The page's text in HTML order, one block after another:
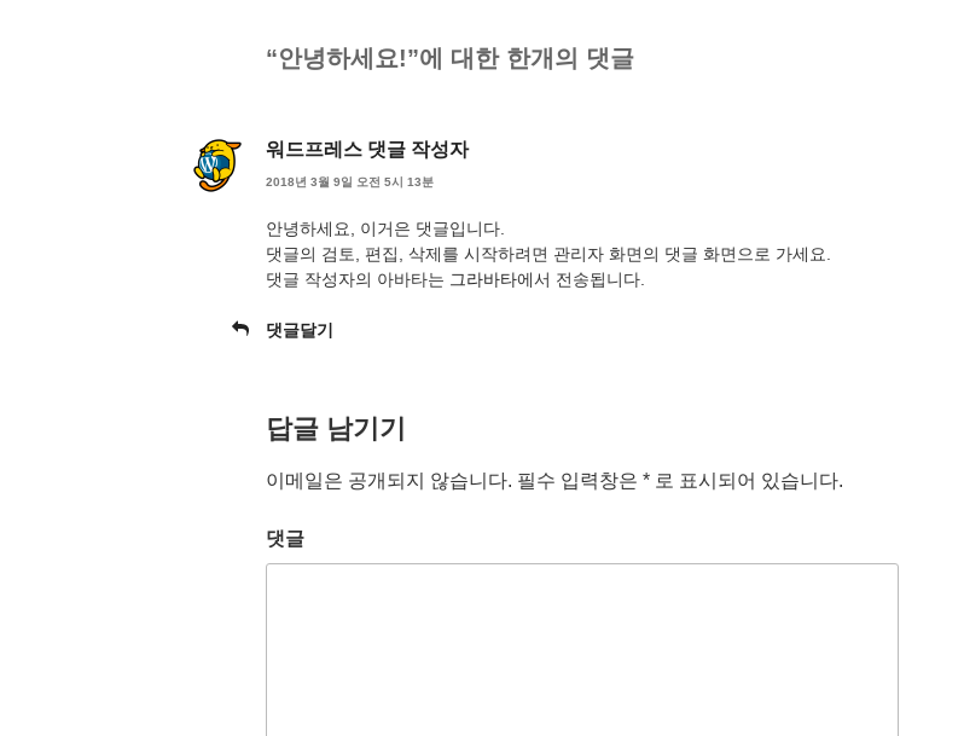
“안녕하세요!”에 대한 한개의 댓글
워드프레스 댓글 작성자
2018년 3월 9일 오전 5시 13분
안녕하세요, 이거은 댓글입니다.
댓글의 검토, 편집, 삭제를 시작하려면 관리자 화면의 댓글 화면으로 가세요.
댓글 작성자의 아바타는 그라바타에서 전송됩니다.
댓글달기
답글 남기기
이메일은 공개되지 않습니다. 필수 입력창은 * 로 표시되어 있습니다.
댓글